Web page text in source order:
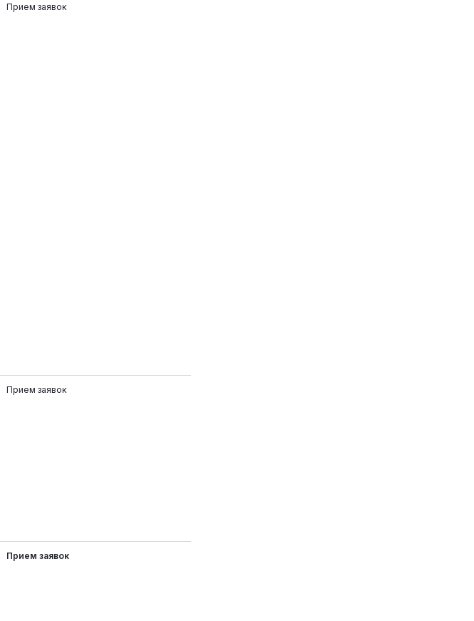
Прием заявок
Прием заявок
Прием заявок